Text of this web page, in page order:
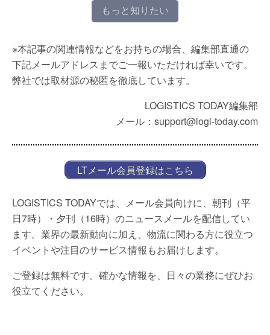
もっと知りたい
※本記事の関連情報などをお持ちの場合、編集部直通の
下記メールアドレスまでご一報いただければ幸いです。
弊社では取材源の秘匿を徹底しています。
LOGISTICS TODAY編集部
メール：support@logi-today.com
LTメール会員登録はこちら
LOGISTICS TODAYでは、メール会員向けに、朝刊（平
日7時）・夕刊（16時）のニュースメールを配信してい
ます。業界の最新動向に加え、物流に関わる方に役立つ
イベントや注目のサービス情報もお届けします。
ご登録は無料です。確かな情報を、日々の業務にぜひお
役立てください。